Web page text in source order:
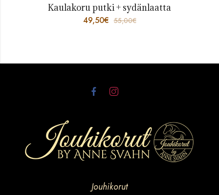
Kaulakoru putki + sydänlaatta
49,50€ 55,00€
Jouhikorut